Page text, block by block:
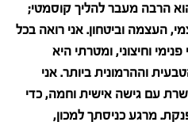
הרבה מעבר להליך קוסמטי;
העצמה וביטחון. אני רואה בכל
וחיצוני, ומטרתי היא
וההרמונית ביותר. אני
עם גישה אישית וחמה, כדי
מרגע כניסתך למכון,